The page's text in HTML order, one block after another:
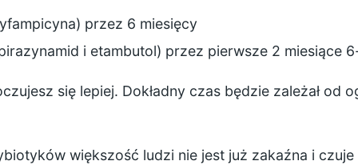
przez 6 miesięcy
i etambutol) przez pierwsze 2 miesiące
się lepiej. Dokładny czas będzie zależał od
większość ludzi nie jest już zakaźna i czuje